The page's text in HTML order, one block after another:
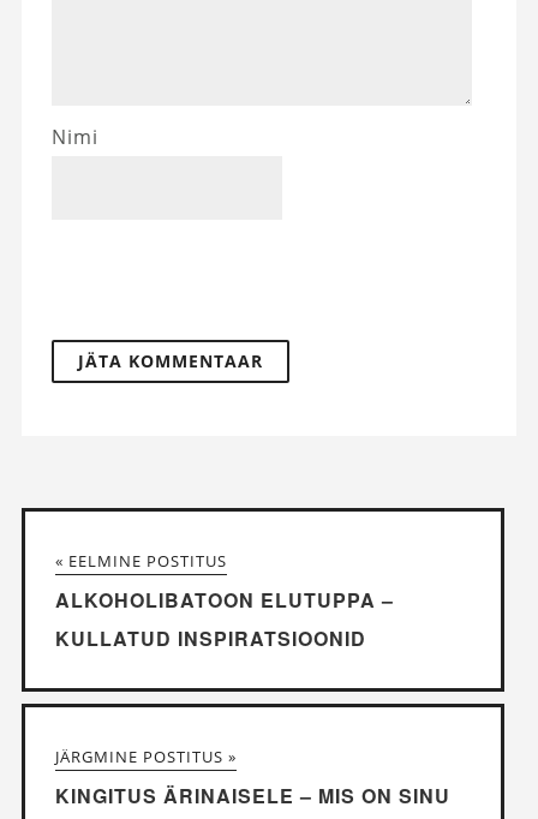
Nimi
« EELMINE POSTITUS
ALKOHOLIBATOON ELUTUPPA –
KULLATUD INSPIRATSIOONID
JÄRGMINE POSTITUS »
KINGITUS ÄRINAISELE – MIS ON SINU